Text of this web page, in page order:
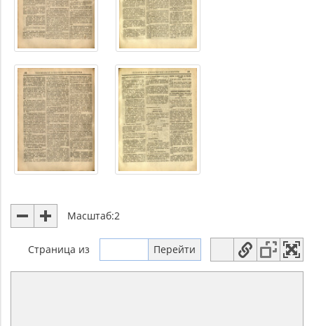
Масштаб:2
Страница из